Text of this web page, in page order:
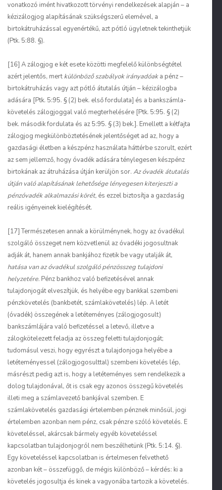
vonatkozó imént hivatkozott törvényi rendelkezések alapján – a
kézizálogjog alapításának szükségszerű elemével, a
birtokátruházással egyenértékű, azt pótló ügyletnek tekinthetjük
(Ptk. 5:88. §).
[16] A zálogjog e két esete közötti megfelelő különbségtétel
azért jelentős, mert különböző szabályok irányadóak a pénz –
birtokátruházás vagy azt pótló átutalás útján – kézizálogba
adására [Ptk. 5:95. § (2) bek. első fordulata] és a bankszámla-
követelés zálogjoggal való megterhelésére [Ptk. 5:95. § (2)
bek. második fordulata és az 5:95. § (3) bek.]. Emellett a kétfajta
zálogjog megkülönböztetésének jelentőséget ad az, hogy a
gazdasági életben a készpénz használata háttérbe szorult, ezért
az sem jellemző, hogy óvadék adására ténylegesen készpénz
birtokának az átruházása útján kerüljön sor. Az óvadék átutalás
útján való alapításának lehetősége lényegesen kiterjeszti a
pénzóvadék alkalmazási körét, és ezzel biztosítja a gazdaság
reális igényeinek kielégítését.
[17] Természetesen annak a körülménynek, hogy az óvadékul
szolgáló összeget nem közvetlenül az óvadéki jogosultnak
adják át, hanem annak bankjához fizetik be vagy utalják át,
hatása van az óvadékul szolgáló pénzösszeg tulajdoni
helyzetére. Pénz bankhoz való befizetésével annak
tulajdonjogát elveszítjük, és helyébe egy bankkal szembeni
pénzkövetelés (bankbetét, számlakövetelés) lép. A letét
(óvadék) összegének a letéteményes (zálogjogosult)
bankszámlájára való befizetéssel a letevő, illetve a
zálogkötelezett feladja az összeg feletti tulajdonjogát;
tudomásul veszi, hogy egyrészt a tulajdonjoga helyébe a
letéteményessel (zálogjogosulttal) szembeni követelés lép,
másrészt pedig azt is, hogy a letéteményes sem rendelkezik a
dolog tulajdonával, őt is csak egy azonos összegű követelés
illeti meg a számlavezető bankjával szemben. E
számlakövetelés gazdasági értelemben pénznek minősül, jogi
értelemben azonban nem pénz, csak pénzre szóló követelés. E
követeléssel, akárcsak bármely egyéb követeléssel
kapcsolatban tulajdonjogról nem beszélhetünk (Ptk. 5:14. §).
Egy követeléssel kapcsolatban is értelmesen felvethető
azonban két – összefüggő, de mégis különböző – kérdés: ki a
követelés jogosultja és kinek a vagyonába tartozik a követelés.